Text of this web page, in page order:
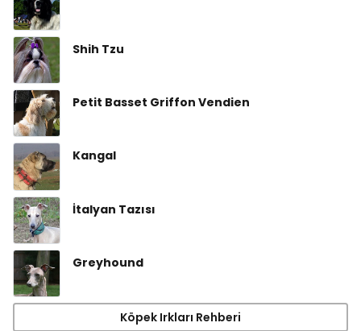
Shih Tzu
Petit Basset Griffon Vendien
Kangal
İtalyan Tazısı
Greyhound
Köpek Irkları Rehberi